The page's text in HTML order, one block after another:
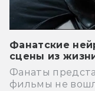
Фанатские
сцены из
Фанаты
фильмы не